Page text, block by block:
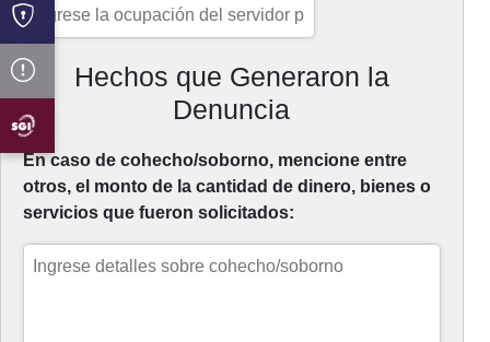
Hechos que Generaron la
Denuncia
En caso de cohecho/soborno, mencione entre
otros, el monto de la cantidad de dinero, bienes o
servicios que fueron solicitados: